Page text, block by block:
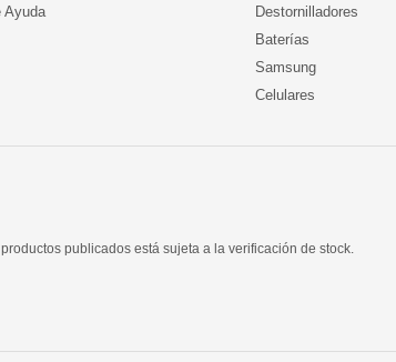
Ayuda
Destornilladores
Baterías
Samsung
Celulares
publicados está sujeta a la verificación de stock.